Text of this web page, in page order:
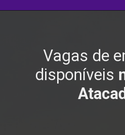
Vagas de
disponíveis